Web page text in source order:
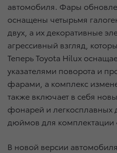
автомобиля. Фары
оснащены четырьмя
двух, а их декоративные
агрессивный взгляд,
Теперь Toyota Hilux
указателями поворота и
фарами, а комплекс
также включает в себя
фонарей и легкосплавных
дюймов для комплектации
В новой версии